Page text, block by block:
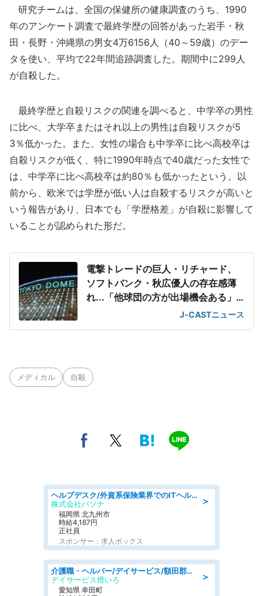
研究チームは、全国の保健所の健康調査のうち、1990
年のアンケート調査で最終学歴の回答があった岩手・秋
田・長野・沖縄県の男女4万6156人（40～59歳）のデー
タを使い、平均で22年間追跡調査した。期間中に299人
が自殺した。
最終学歴と自殺リスクの関連を調べると、中学卒の男性
に比べ、大学卒またはそれ以上の男性は自殺リスクが5
3％低かった。また、女性の場合も中学卒に比べ高校卒は
自殺リスクが低く、特に1990年時点で40歳だった女性で
は、中学卒に比べ高校卒は約80％も低かったという。以
前から、欧米では学歴が低い人は自殺するリスクが高いと
いう報告があり、日本でも「学歴格差」が自殺に影響して
いることが認められた形だ。
電撃トレードの巨人・リチャード、
ソフトバンク・秋広優人の存在感薄
れ...「他球団の方が出場機会ある」
J-CASTニュース
メディカル 自殺
＞
ヘルプデスク/外資系保険業界でのITヘルプデスク業務/駅近/即日勤務可/ヘルプデスク
株式会社パソナ
福岡県 北九州市
時給4,167円
正社員
スポンサー：求人ボックス
＞
介護職・ヘルパー/デイサービス/額田郡幸田町/JR東海道本線 幸田/愛知県
デイサービス燈いろ
愛知県 幸田町